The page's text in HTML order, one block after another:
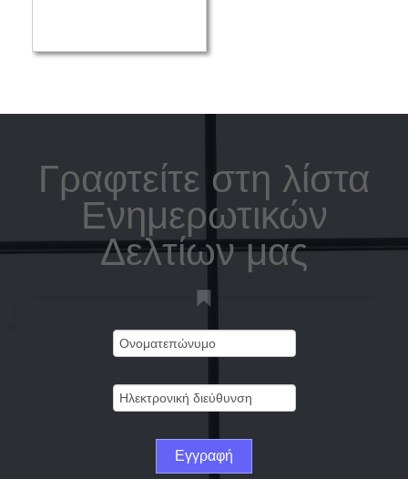
Γραφτείτε στη λίστα
Ενημερωτικών
Δελτίων μας